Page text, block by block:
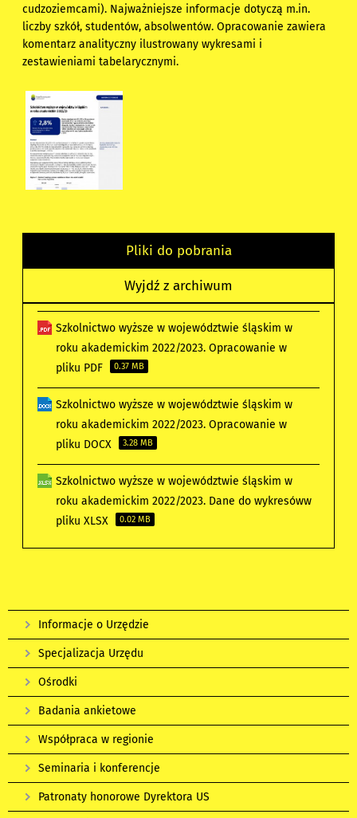
cudzoziemcami). Najważniejsze informacje dotyczą m.in.
liczby szkół, studentów, absolwentów. Opracowanie zawiera
komentarz analityczny ilustrowany wykresami i
zestawieniami tabelarycznymi.
Pliki do pobrania
Wyjdź z archiwum
Szkolnictwo wyższe w województwie śląskim w
roku akademickim 2022/2023. Opracowanie w
pliku PDF
0.37 MB
Szkolnictwo wyższe w województwie śląskim w
roku akademickim 2022/2023. Opracowanie w
pliku DOCX
3.28 MB
Szkolnictwo wyższe w województwie śląskim w
roku akademickim 2022/2023. Dane do wykresóww
pliku XLSX
0.02 MB
Informacje o Urzędzie
Specjalizacja Urzędu
Ośrodki
Badania ankietowe
Współpraca w regionie
Seminaria i konferencje
Patronaty honorowe Dyrektora US